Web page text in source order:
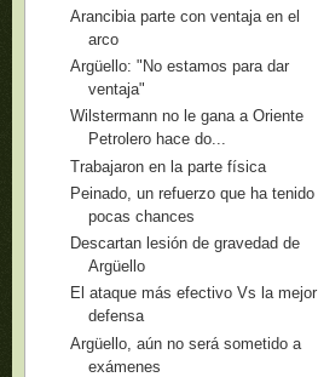
Arancibia parte con ventaja en el
arco
Argüello: "No estamos para dar
ventaja"
Wilstermann no le gana a Oriente
Petrolero hace do...
Trabajaron en la parte física
Peinado, un refuerzo que ha tenido
pocas chances
Descartan lesión de gravedad de
Argüello
El ataque más efectivo Vs la mejor
defensa
Argüello, aún no será sometido a
exámenes